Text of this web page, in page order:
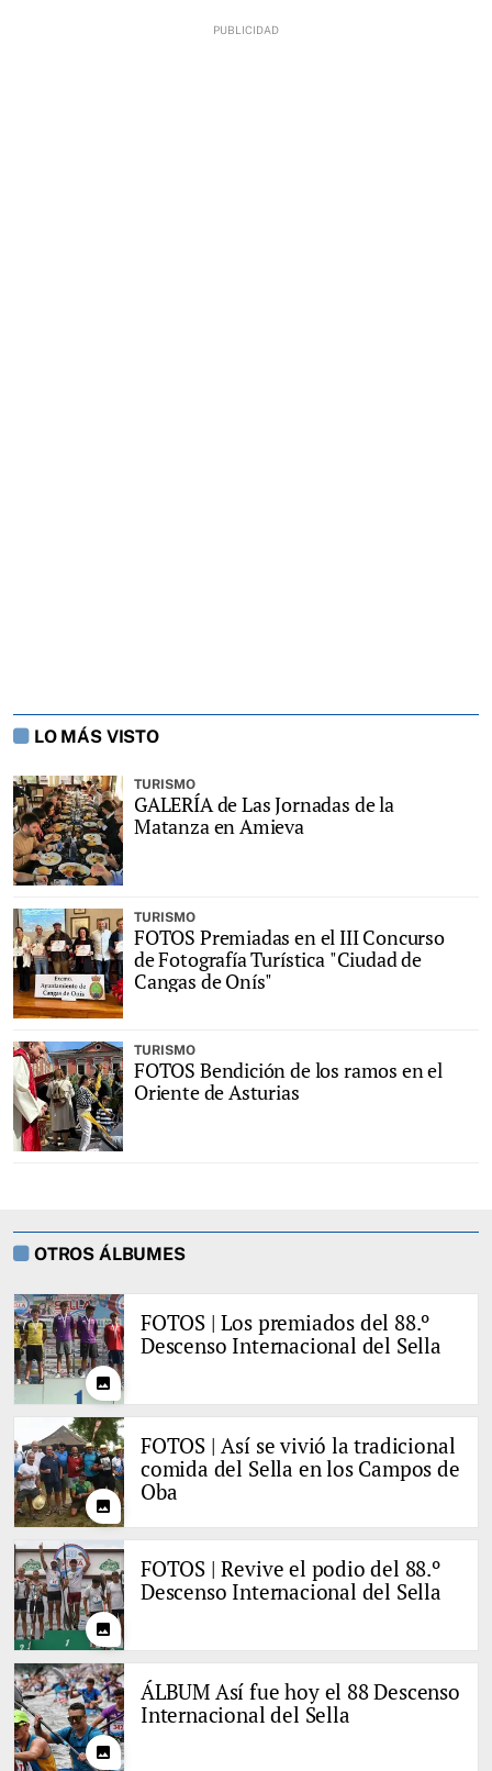
LO MÁS VISTO
TURISMO
GALERÍA de Las Jornadas de la
Matanza en Amieva
TURISMO
FOTOS Premiadas en el III Concurso
de Fotografía Turística "Ciudad de
Cangas de Onís"
TURISMO
FOTOS Bendición de los ramos en el
Oriente de Asturias
OTROS ÁLBUMES
photo
FOTOS | Los premiados del 88.º
Descenso Internacional del Sella
photo
FOTOS | Así se vivió la tradicional
comida del Sella en los Campos de
Oba
photo
FOTOS | Revive el podio del 88.º
Descenso Internacional del Sella
photo
ÁLBUM Así fue hoy el 88 Descenso
Internacional del Sella